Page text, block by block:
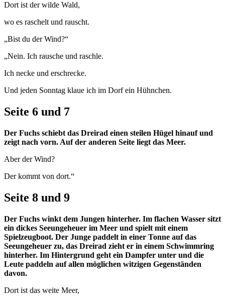
Dort ist der wilde Wald,
wo es raschelt und rauscht.
„Bist du der Wind?“
„Nein. Ich rausche und raschle.
Ich necke und erschrecke.
Und jeden Sonntag klaue ich im Dorf ein Hühnchen.
Seite 6 und 7
Der Fuchs schiebt das Dreirad einen steilen Hügel hinauf und
zeigt nach vorn. Auf der anderen Seite liegt das Meer.
Aber der Wind?
Der kommt von dort.“
Seite 8 und 9
Der Fuchs winkt dem Jungen hinterher. Im flachen Wasser sitzt
ein dickes Seeungeheuer im Meer und spielt mit einem
Spielzeugboot. Der Junge paddelt in einer Tonne auf das
Seeungeheuer zu, das Dreirad zieht er in einem Schwimmring
hinterher. Im Hintergrund geht ein Dampfer unter und die
Leute paddeln auf allen möglichen witzigen Gegenständen
davon.
Dort ist das weite Meer,